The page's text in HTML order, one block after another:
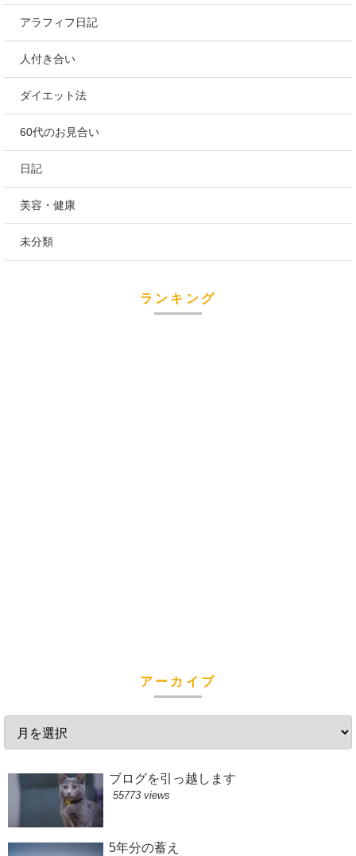
アラフィフ日記
人付き合い
ダイエット法
60代のお見合い
日記
美容・健康
未分類
ランキング
アーカイブ
ブログを引っ越します
55773 views
5年分の蓄え